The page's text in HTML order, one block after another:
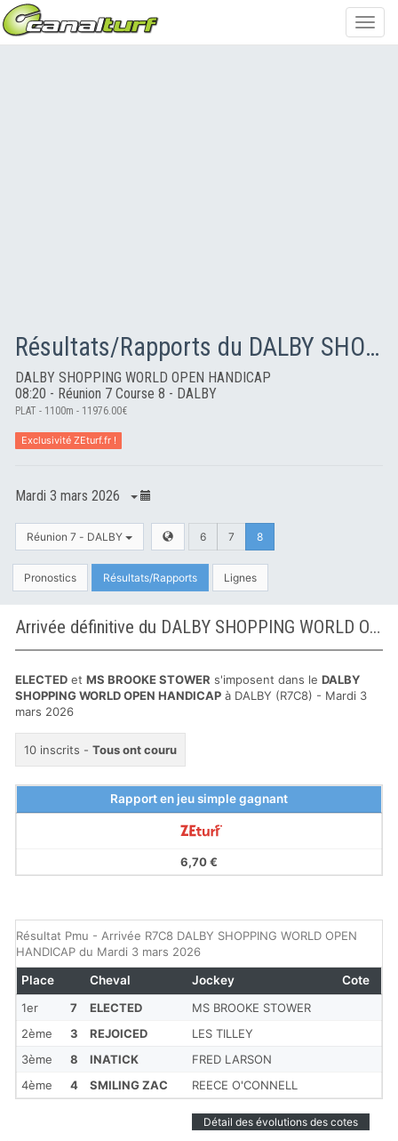
Résultats/Rapports du DALBY SHOPPING WORLD OPEN HANDICAP
DALBY SHOPPING WORLD OPEN HANDICAP
08:20 - Réunion 7 Course 8 - DALBY
PLAT - 1100m - 11976.00€
Exclusivité ZEturf.fr !
Mardi 3 mars 2026
Réunion 7 - DALBY 6 7 8
Pronostics Résultats/Rapports Lignes
Arrivée définitive du DALBY SHOPPING WORLD OPEN HANDICAP à DALBY
ELECTED et MS BROOKE STOWER s'imposent dans le DALBY
SHOPPING WORLD OPEN HANDICAP à DALBY (R7C8) - Mardi 3
mars 2026
10 inscrits - Tous ont couru
Rapport en jeu simple gagnant
6,70 €
Résultat Pmu - Arrivée R7C8 DALBY SHOPPING WORLD OPEN
HANDICAP du Mardi 3 mars 2026
1er 7 ELECTED
MS BROOKE STOWER
2ème
3 REJOICED
LES TILLEY
3ème
8 INATICK
FRED LARSON
4ème
4 SMILING ZAC REECE O'CONNELL
Place Cheval Jockey Cote
Détail des évolutions des cotes